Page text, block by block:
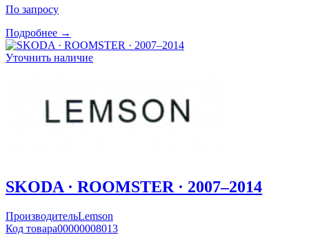
По запросу
Подробнее →
Уточнить наличие
SKODA · ROOMSTER · 2007–2014
ПроизводительLemson
Код товара00000008013